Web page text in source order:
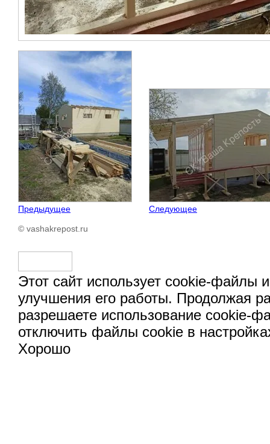
Предыдущее Следующее
© vashakrepost.ru
Этот сайт использует cookie-файлы
улучшения его работы. Продолжая
разрешаете использование cookie-
отключить файлы cookie в
Хорошо